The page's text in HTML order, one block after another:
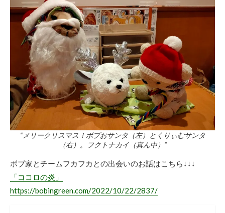
“メリークリスマス！ボブおサンタ（左）とくりぃむサンタ
（右）。フクトナカイ（真ん中）”
ボブ家とチームフカフカとの出会いのお話はこちら↓↓↓
「ココロの炎」
https://bobingreen.com/2022/10/22/2837/